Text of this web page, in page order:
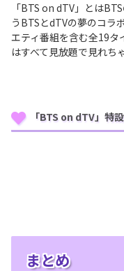
「BTS on dTV」とは
うBTSとdTVの夢のコラ
エティ番組を含む全19タ
はすべて見放題で見れち
「BTS on dTV」特
まとめ